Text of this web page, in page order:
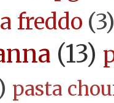
freddo (3)
(13)
pasta